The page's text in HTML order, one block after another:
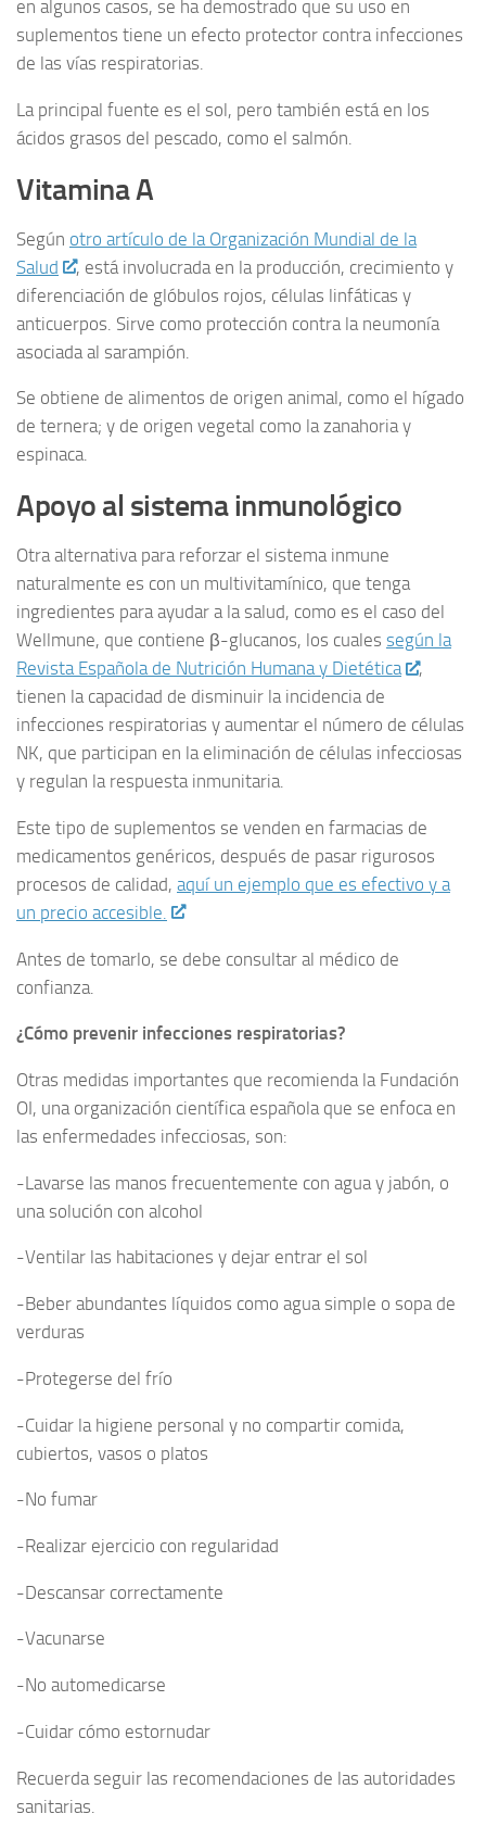
en algunos casos, se ha demostrado que su uso en
suplementos tiene un efecto protector contra infecciones
de las vías respiratorias.
La principal fuente es el sol, pero también está en los
ácidos grasos del pescado, como el salmón.
Vitamina A
Según otro artículo de la Organización Mundial de la
Salud
, está involucrada en la producción, crecimiento y
diferenciación de glóbulos rojos, células linfáticas y
anticuerpos. Sirve como protección contra la neumonía
asociada al sarampión.
Se obtiene de alimentos de origen animal, como el hígado
de ternera; y de origen vegetal como la zanahoria y
espinaca.
Apoyo al sistema inmunológico
Otra alternativa para reforzar el sistema inmune
naturalmente es con un multivitamínico, que tenga
ingredientes para ayudar a la salud, como es el caso del
Wellmune, que contiene β-glucanos, los cuales según la
Revista Española de Nutrición Humana y Dietética
,
tienen la capacidad de disminuir la incidencia de
infecciones respiratorias y aumentar el número de células
NK, que participan en la eliminación de células infecciosas
y regulan la respuesta inmunitaria.
Este tipo de suplementos se venden en farmacias de
medicamentos genéricos, después de pasar rigurosos
procesos de calidad, aquí un ejemplo que es efectivo y a
un precio accesible.
Antes de tomarlo, se debe consultar al médico de
confianza.
¿Cómo prevenir infecciones respiratorias?
Otras medidas importantes que recomienda la Fundación
OI, una organización científica española que se enfoca en
las enfermedades infecciosas, son:
-Lavarse las manos frecuentemente con agua y jabón, o
una solución con alcohol
-Ventilar las habitaciones y dejar entrar el sol
-Beber abundantes líquidos como agua simple o sopa de
verduras
-Protegerse del frío
-Cuidar la higiene personal y no compartir comida,
cubiertos, vasos o platos
-No fumar
-Realizar ejercicio con regularidad
-Descansar correctamente
-Vacunarse
-No automedicarse
-Cuidar cómo estornudar
Recuerda seguir las recomendaciones de las autoridades
sanitarias.